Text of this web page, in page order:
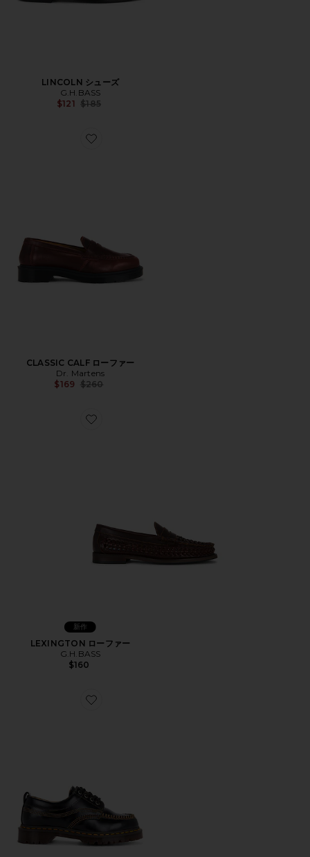
LINCOLN シューズ
G.H.BASS
$121 Previous price:
$185
Favorite CLASSIC CALF ローファー
CLASSIC CALF ローファー
Dr. Martens
$169 Previous price:
$260
Favorite LEXINGTON ローファー
新作
LEXINGTON ローファー
G.H.BASS
$160
Favorite LOWELL オックスフォードシューズ